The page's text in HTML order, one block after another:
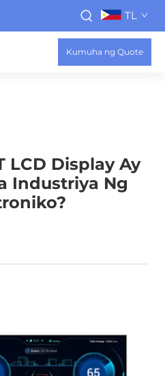
TL
Kumuha ng Quote
LCD Display Ay
Industriya Ng